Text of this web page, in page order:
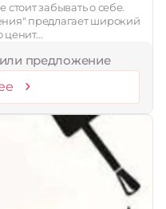
забывать о себе.
предлагает широкий
ценит…
предложение